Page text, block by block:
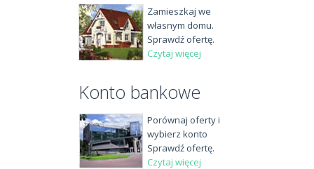
Zamieszkaj we
własnym domu.
Sprawdź ofertę.
Czytaj więcej
Konto bankowe
Porównaj oferty i
wybierz konto
Sprawdź ofertę.
Czytaj więcej